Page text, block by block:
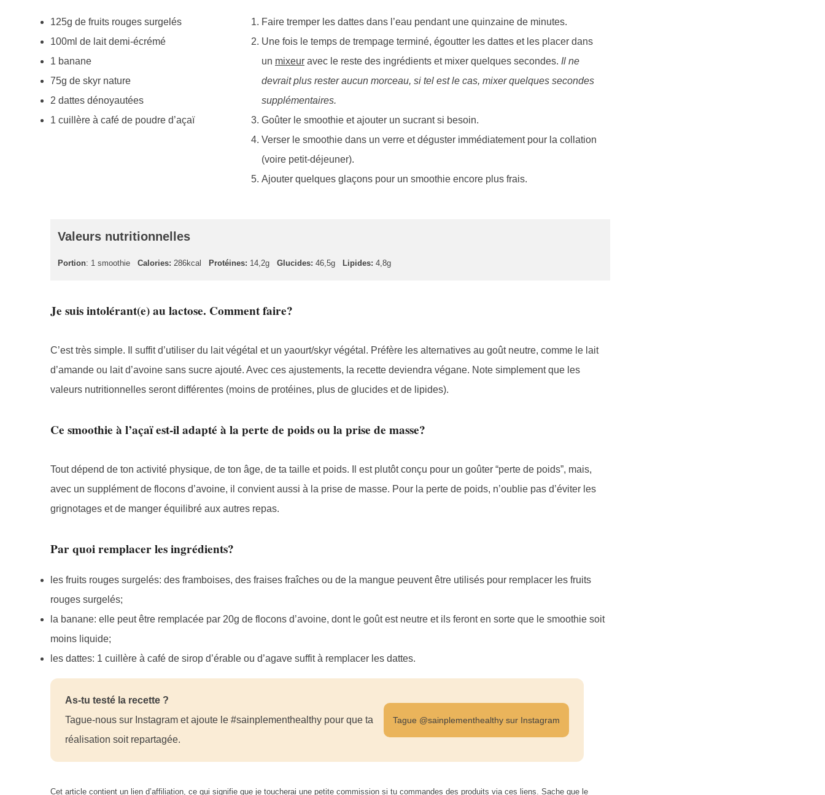
125g de fruits rouges surgelés
100ml de lait demi-écrémé
1 banane
75g de skyr nature
2 dattes dénoyautées
1 cuillère à café de poudre d’açaï
Faire tremper les dattes dans l’eau pendant une quinzaine de minutes.
Une fois le temps de trempage terminé, égoutter les dattes et les placer dans
un mixeuravec le reste des ingrédients et mixer quelques secondes. Il ne
devrait plus rester aucun morceau, si tel est le cas, mixer quelques secondes
supplémentaires.
Goûter le smoothie et ajouter un sucrant si besoin.
Verser le smoothie dans un verre et déguster immédiatement pour la collation
(voire petit-déjeuner).
Ajouter quelques glaçons pour un smoothie encore plus frais.
Valeurs nutritionnelles
Portion: 1 smoothie Calories: 286kcal Protéines: 14,2g Glucides: 46,5g Lipides: 4,8g
Je suis intolérant(e) au lactose. Comment faire?
C’est très simple. Il suffit d’utiliser du lait végétal et un yaourt/skyr végétal. Préfère les alternatives au goût neutre, comme le lait
d’amande ou lait d’avoine sans sucre ajouté. Avec ces ajustements, la recette deviendra végane. Note simplement que les
valeurs nutritionnelles seront différentes (moins de protéines, plus de glucides et de lipides).
Ce smoothie à l’açaï est-il adapté à la perte de poids ou la prise de masse?
Tout dépend de ton activité physique, de ton âge, de ta taille et poids. Il est plutôt conçu pour un goûter “perte de poids”, mais,
avec un supplément de flocons d’avoine, il convient aussi à la prise de masse. Pour la perte de poids, n’oublie pas d’éviter les
grignotages et de manger équilibré aux autres repas.
Par quoi remplacer les ingrédients?
les fruits rouges surgelés: des framboises, des fraises fraîches ou de la mangue peuvent être utilisés pour remplacer les fruits
rouges surgelés;
la banane: elle peut être remplacée par 20g de flocons d’avoine, dont le goût est neutre et ils feront en sorte que le smoothie soit
moins liquide;
les dattes: 1 cuillère à café de sirop d’érable ou d’agave suffit à remplacer les dattes.
As-tu testé la recette ?
Tague-nous sur Instagram et ajoute le #sainplementhealthy pour que ta
réalisation soit repartagée.
Tague @sainplementhealthy sur Instagram
Cet article contient un lien d’affiliation, ce qui signifie que je toucherai une petite commission si tu commandes des produits via ces liens. Sache que le